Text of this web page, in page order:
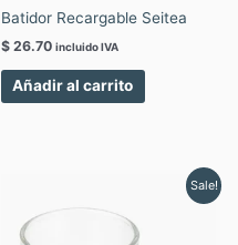
Batidor Recargable Seitea
$ 26.70 incluido IVA
Añadir al carrito
Sale!
was: